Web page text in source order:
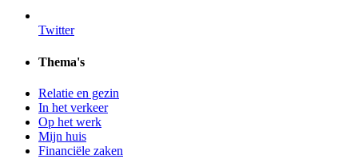
Twitter
Thema's
Relatie en gezin
In het verkeer
Op het werk
Mijn huis
Financiële zaken